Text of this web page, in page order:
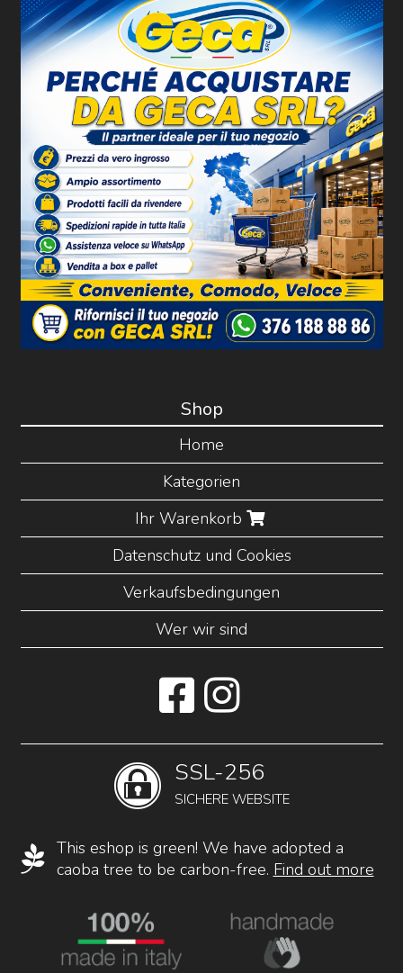
Shop
Home
Kategorien
Ihr Warenkorb
Datenschutz und Cookies
Verkaufsbedingungen
Wer wir sind
SSL-256
SICHERE WEBSITE
This eshop is green! We have adopted a
caoba tree to be carbon-free. Find out more